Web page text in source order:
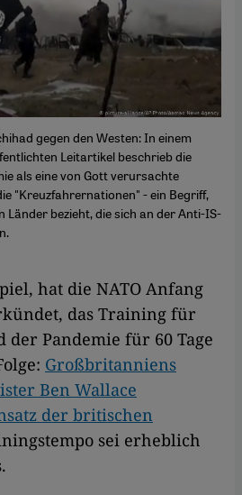
gegen den Westen: In einem
Leitartikel beschrieb die
als eine von Gott verursachte
"Kreuzfahrernationen" - ein Begriff,
Länder bezieht, die sich an der Anti-IS-
hat die NATO Anfang
das Training für
der Pandemie für 60 Tage
Großbritanniens
Ben Wallace
der britischen
sei erheblich